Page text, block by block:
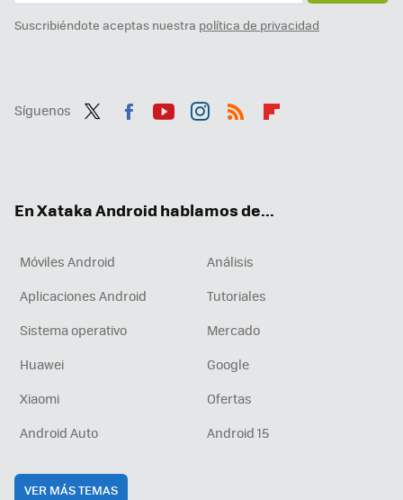
Suscribiéndote aceptas nuestra política de privacidad
Síguenos
En Xataka Android hablamos de...
Móviles Android
Análisis
Aplicaciones Android
Tutoriales
Sistema operativo
Mercado
Huawei
Google
Xiaomi
Ofertas
Android Auto
Android 15
VER MÁS TEMAS